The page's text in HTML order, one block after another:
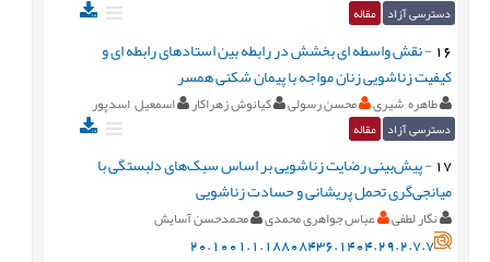
دسترسی آزاد مقاله
16
-نقش واسطه ای بخشش در رابطه بین استادهای رابطه ای و
کیفیت زناشویی زنان مواجه با پیمان شکنی همسر
طاهره شیری محسن رسولی کیانوش زهراکار اسمعيل اسدپور
دسترسی آزاد مقاله
17
-پیش‌بینی رضایت زناشویی بر اساس سبک‌های دلبستگی با
میانجی‌گری تحمل پریشانی و حسادت زناشویی
نگار لطفی عباس جواهری محمدی محمدحسن آسایش
20.1001.1.18808436.1404.29.2.7.7